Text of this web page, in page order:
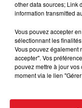
Tarif
other data sources; Link
information transmitted
Vous pouvez accepter
sélectionnant les
Vous pouvez également
accepter". Vos
pouvez mettre à jour
moment via le lien